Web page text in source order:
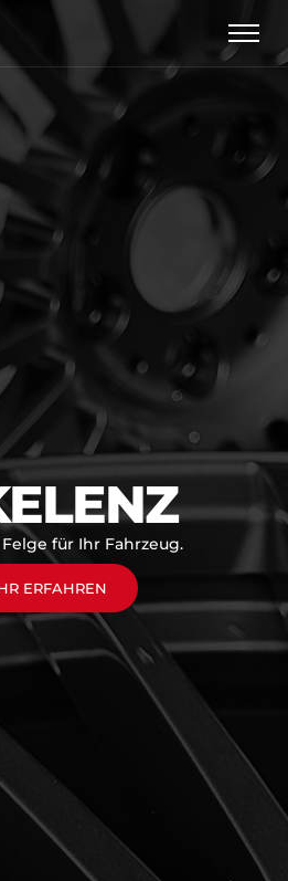
für Ihr Fahrzeug.
ERFAHREN